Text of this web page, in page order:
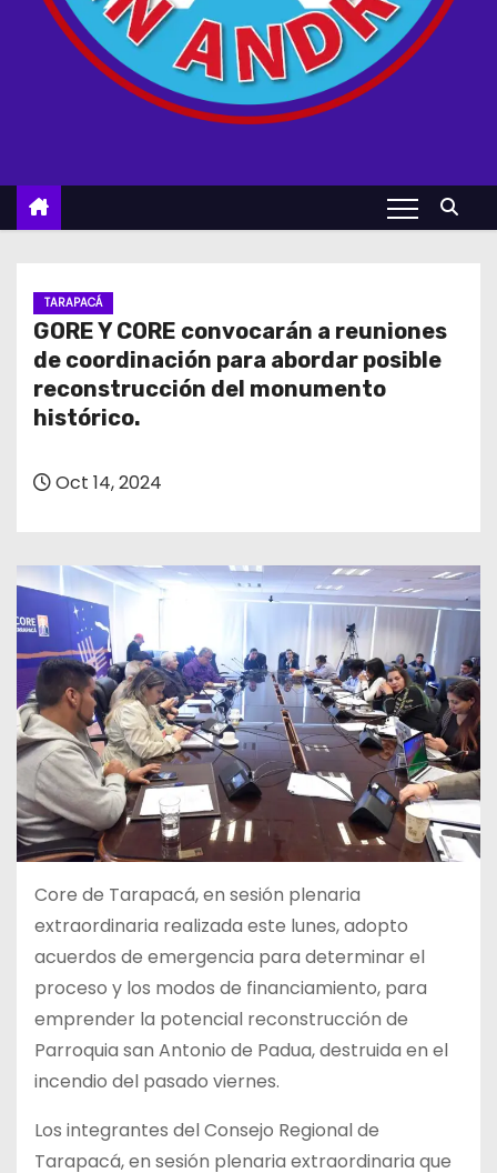
TARAPACÁ
GORE Y CORE convocarán a reuniones
de coordinación para abordar posible
reconstrucción del monumento
histórico.
Oct 14, 2024
Core de Tarapacá, en sesión plenaria
extraordinaria realizada este lunes, adopto
acuerdos de emergencia para determinar el
proceso y los modos de financiamiento, para
emprender la potencial reconstrucción de
Parroquia san Antonio de Padua, destruida en el
incendio del pasado viernes.
Los integrantes del Consejo Regional de
Tarapacá, en sesión plenaria extraordinaria que